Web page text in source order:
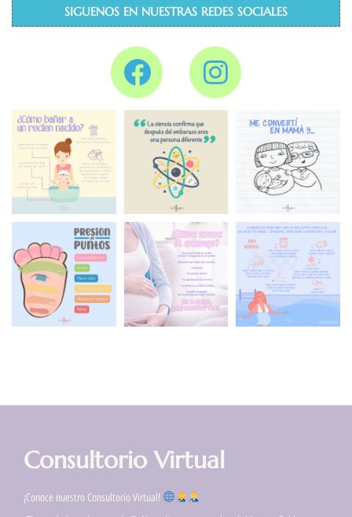
SIGUENOS EN NUESTRAS REDES SOCIALES
Consultorio Virtual
¡Conoce nuestro Consultorio Virtual!